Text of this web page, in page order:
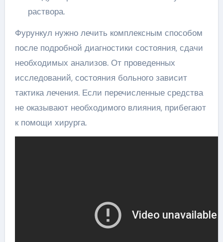
раствора.
Фурункул нужно лечить комплексным способом
после подробной диагностики состояния, сдачи
необходимых анализов. От проведенных
исследований, состояния больного зависит
тактика лечения. Если перечисленные средства
не оказывают необходимого влияния, прибегают
к помощи хирурга.